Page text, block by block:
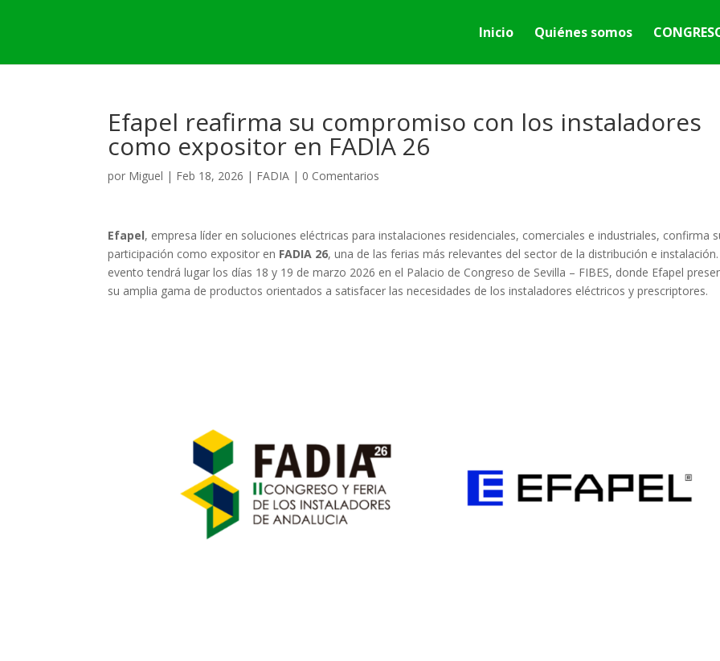
Inicio Quiénes somos
Efapel reafirma su compromiso con los instaladores
como expositor en FADIA 26
por Miguel | Feb 18, 2026 | FADIA | 0 Comentarios
Efapel, empresa líder en soluciones eléctricas para instalaciones residenciales, comerciales e industriales, confirma
participación como expositor en FADIA 26, una de las ferias más relevantes del sector de la distribución e instalación.
evento tendrá lugar los días 18 y 19 de marzo 2026 en el Palacio de Congreso de Sevilla – FIBES, donde Efapel
su amplia gama de productos orientados a satisfacer las necesidades de los instaladores eléctricos y prescriptores.